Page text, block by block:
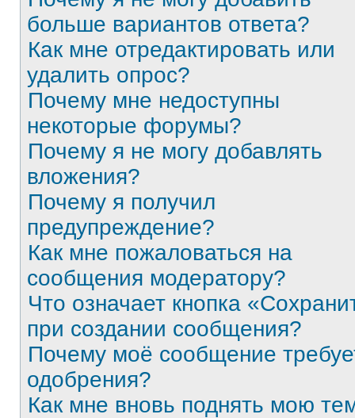
больше вариантов ответа?
Как мне отредактировать или
удалить опрос?
Почему мне недоступны
некоторые форумы?
Почему я не могу добавлять
вложения?
Почему я получил
предупреждение?
Как мне пожаловаться на
сообщения модератору?
Что означает кнопка
при создании сообщения?
Почему моё сообщение
одобрения?
Как мне вновь поднять мою